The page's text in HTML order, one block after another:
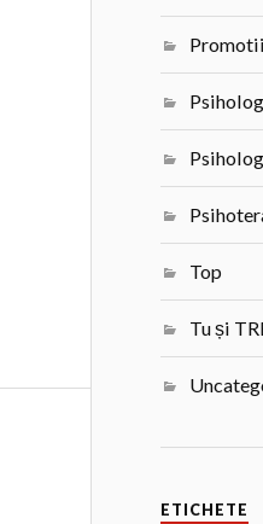
Promotii
Top
Tu și
ETICHETE